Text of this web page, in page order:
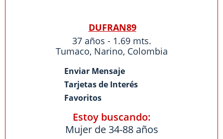
DUFRAN89
37 años - 1.69 mts.
Tumaco, Narino, Colombia
Enviar Mensaje
Tarjetas de Interés
Favoritos
Estoy buscando:
Mujer de 34-88 años